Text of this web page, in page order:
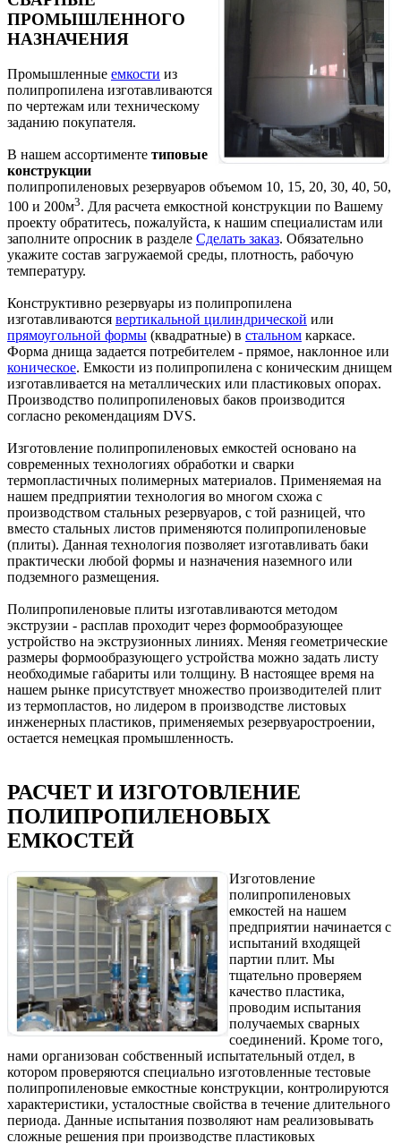
ПРОМЫШЛЕННОГО
НАЗНАЧЕНИЯ
Промышленные емкости из
полипропилена изготавливаются
по чертежам или техническому
заданию покупателя.
В нашем ассортименте типовые
конструкции
полипропиленовых резервуаров объемом 10, 15, 20, 30, 40, 50,
100 и 200м3. Для расчета емкостной конструкции по Вашему
проекту обратитесь, пожалуйста, к нашим специалистам или
заполните опросник в разделе Сделать заказ. Обязательно
укажите состав загружаемой среды, плотность, рабочую
температуру.
Конструктивно резервуары из полипропилена
изготавливаются вертикальной цилиндрической или
прямоугольной формы (квадратные) в стальном каркасе.
Форма днища задается потребителем - прямое, наклонное или
коническое. Емкости из полипропилена с коническим днищем
изготавливается на металлических или пластиковых опорах.
Производство полипропиленовых баков производится
согласно рекомендациям DVS.
Изготовление полипропиленовых емкостей основано на
современных технологиях обработки и сварки
термопластичных полимерных материалов. Применяемая на
нашем предприятии технология во многом схожа с
производством стальных резервуаров, с той разницей, что
вместо стальных листов применяются полипропиленовые
(плиты). Данная технология позволяет изготавливать баки
практически любой формы и назначения наземного или
подземного размещения.
Полипропиленовые плиты изготавливаются методом
экструзии - расплав проходит через формообразующее
устройство на экструзионных линиях. Меняя геометрические
размеры формообразующего устройства можно задать листу
необходимые габариты или толщину. В настоящее время на
нашем рынке присутствует множество производителей плит
из термопластов, но лидером в производстве листовых
инженерных пластиков, применяемых резервуаростроении,
остается немецкая промышленность.
РАСЧЕТ И ИЗГОТОВЛЕНИЕ
ПОЛИПРОПИЛЕНОВЫХ
ЕМКОСТЕЙ
Изготовление
полипропиленовых
емкостей на нашем
предприятии начинается с
испытаний входящей
партии плит. Мы
тщательно проверяем
качество пластика,
проводим испытания
получаемых сварных
соединений. Кроме того,
нами организован собственный испытательный отдел, в
котором проверяются специально изготовленные тестовые
полипропиленовые емкостные конструкции, контролируются
характеристики, усталостные свойства в течение длительного
периода. Данные испытания позволяют нам реализовывать
сложные решения при производстве пластиковых